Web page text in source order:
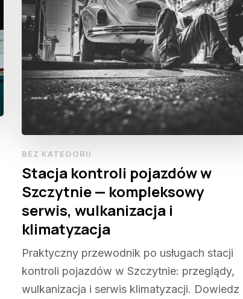
BEZ KATEGORII
Stacja kontroli pojazdów w
Szczytnie — kompleksowy
serwis, wulkanizacja i
klimatyzacja
Praktyczny przewodnik po usługach stacji
kontroli pojazdów w Szczytnie: przeglądy,
wulkanizacja i serwis klimatyzacji. Dowiedz